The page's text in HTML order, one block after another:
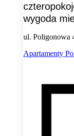
wygoda
ul. Poligonowa
Apartamenty